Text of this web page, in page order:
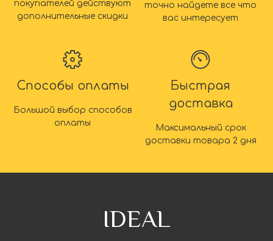
покупателей действуют
дополнительные скидки
точно найдете все что
вас интересует
Способы оплаты
Большой выбор способов
оплаты
Быстрая
доставка
Максимальный срок
доставки товара 2 дня
IDEAL